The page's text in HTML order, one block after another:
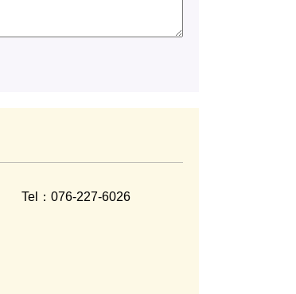
Tel：076-227-6026